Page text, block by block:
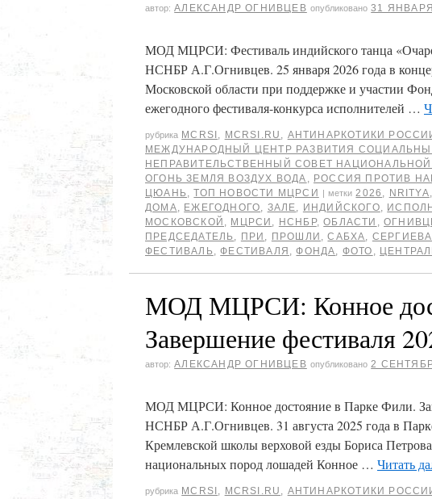
автор: АЛЕКСАНДР ОГНИВЦЕВ опубликовано 31
МОД МЦРСИ: Фестиваль индийского танца
НСНБР А.Г.Огнивцев. 25 января 2026 года в
Московской области при поддержке и участии
ежегодного фестиваля-конкурса исполнителей …
рубрика MCRSI , MCRSI.RU , АНТИНАРКОТИКИ
МЕЖДУНАРОДНЫЙ ЦЕНТР РАЗВИТИЯ
НЕПРАВИТЕЛЬСТВЕННЫЙ СОВЕТ
ОГОНЬ ЗЕМЛЯ ВОЗДУХ ВОДА , РОССИЯ ПРОТИВ
ЦЮАНЬ,ТОП НОВОСТИ МЦРСИ | метки 2026 , NRITYA
ДОМА, ЕЖЕГОДНОГО, ЗАЛЕ, ИНДИЙСКОГО,
МОСКОВСКОЙ , МЦРСИ , НСНБР,ОБЛАСТИ ,
ПРЕДСЕДАТЕЛЬ, ПРИ , ПРОШЛИ ,САБХА, СЕРГИЕВА
ФЕСТИВАЛЬ,ФЕСТИВАЛЯ ,ФОНДА, ФОТО ,
МОД МЦРСИ: Конное
Завершение фестиваля
автор: АЛЕКСАНДР ОГНИВЦЕВ опубликовано 2
МОД МЦРСИ: Конное достояние в Парке Фили.
НСНБР А.Г.Огнивцев. 31 августа 2025 года в
Кремлевской школы верховой езды Бориса
национальных пород лошадей Конное … Читать
рубрика MCRSI , MCRSI.RU , АНТИНАРКОТИКИ